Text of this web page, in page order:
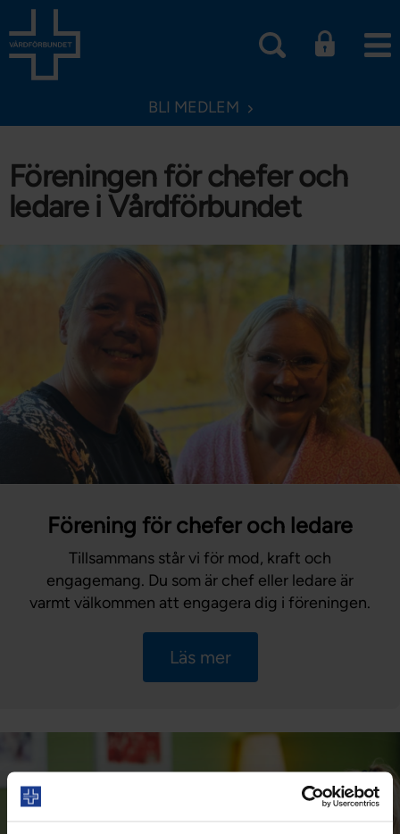
BLI MEDLEM
Föreningen för chefer och
ledare i Vårdförbundet
Förening för chefer och ledare
Tillsammans står vi för mod, kraft och
engagemang. Du som är chef eller ledare är
varmt välkommen att engagera dig i föreningen.
Läs mer